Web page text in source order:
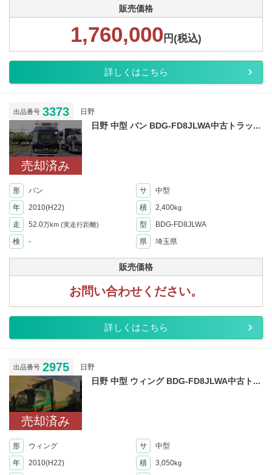
販売価格
1,760,000 円(税込)
詳しくはこちら
出品番号 3373 日野
売却済み
日野 中型 バン BDG-FD8JLWA中古トラッ...
形 バン サ
中型
年
2010(H22) 積 2,400kg
走 52.0万km (実走行距離) 型
BDG-FD8JLWA
検
- 県 埼玉県
販売価格
お問い合わせください。
詳しくはこちら
出品番号 2975 日野
売却済み
日野 中型 ウィング BDG-FD8JLWA中古ト...
形 ウィング サ
中型
年
2010(H22) 積 3,050kg